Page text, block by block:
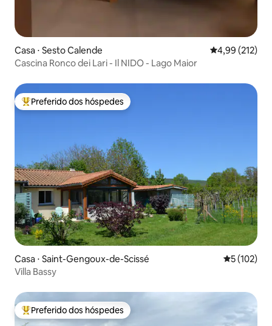
Casa ⋅ Sesto Calende 4,99 de uma
4,99 (212)
Cascina Ronco dei Lari - Il NIDO - Lago Maior
Entre os melhores preferidos dos hóspedes
Preferido dos hóspedes
Casa ⋅ Saint-Gengoux-de-Scissé 5 de uma
5 (102)
Villa Bassy
Entre os melhores preferidos dos hóspedes
Preferido dos hóspedes